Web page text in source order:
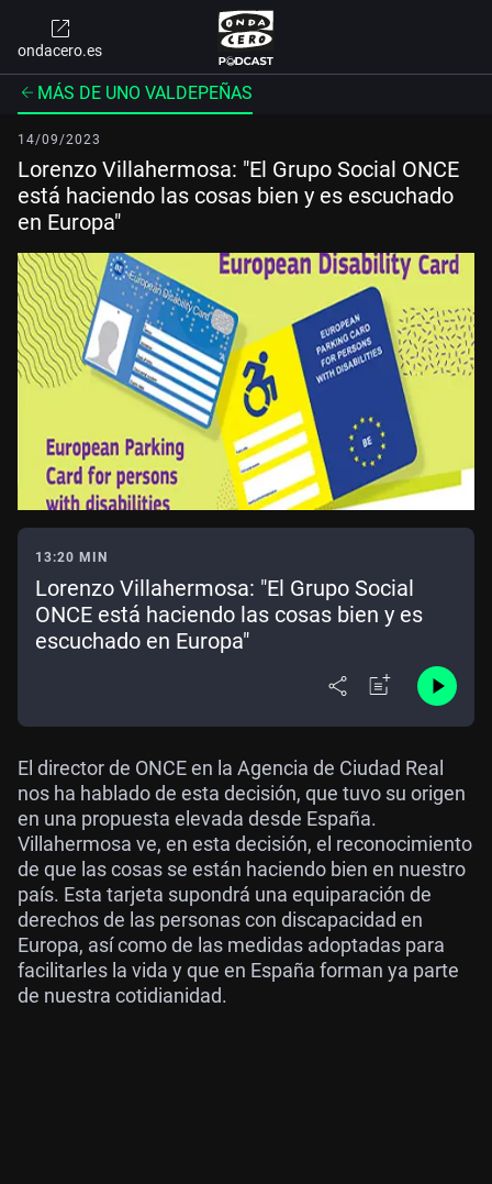
ondacero.es
MÁS DE UNO VALDEPEÑAS
14/09/2023
Lorenzo Villahermosa: "El Grupo Social ONCE
está haciendo las cosas bien y es escuchado
en Europa"
13:20 MIN
Lorenzo Villahermosa: "El Grupo Social
ONCE está haciendo las cosas bien y es
escuchado en Europa"
El director de ONCE en la Agencia de Ciudad Real
nos ha hablado de esta decisión, que tuvo su origen
en una propuesta elevada desde España.
Villahermosa ve, en esta decisión, el reconocimiento
de que las cosas se están haciendo bien en nuestro
país. Esta tarjeta supondrá una equiparación de
derechos de las personas con discapacidad en
Europa, así como de las medidas adoptadas para
facilitarles la vida y que en España forman ya parte
de nuestra cotidianidad.